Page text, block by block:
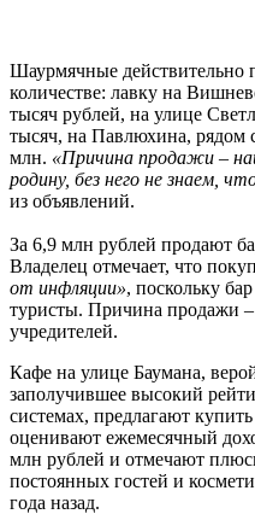
Шаурмячные действительно
количестве: лавку на
тысяч рублей, на улице
тысяч, на Павлюхина, рядом
млн. «Причина продажи –
родину, без него не знаем,
из объявлений.
За 6,9 млн рублей продают
Владелец отмечает, что
от инфляции», поскольку
туристы. Причина продажи –
учредителей.
Кафе на улице Баумана,
заполучившее высокий
системах, предлагают
оценивают ежемесячный
млн рублей и отмечают
постоянных гостей и
года назад.